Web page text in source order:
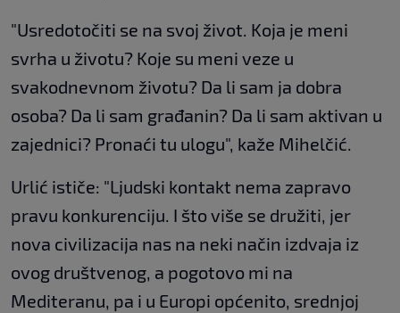
"Usredotočiti se na svoj život. Koja je meni
svrha u životu? Koje su meni veze u
svakodnevnom životu? Da li sam ja dobra
osoba? Da li sam građanin? Da li sam aktivan u
zajednici? Pronaći tu ulogu", kaže Mihelčić.
Urlić ističe: "Ljudski kontakt nema zapravo
pravu konkurenciju. I što više se družiti, jer
nova civilizacija nas na neki način izdvaja iz
ovog društvenog, a pogotovo mi na
Mediteranu, pa i u Europi općenito, srednjoj